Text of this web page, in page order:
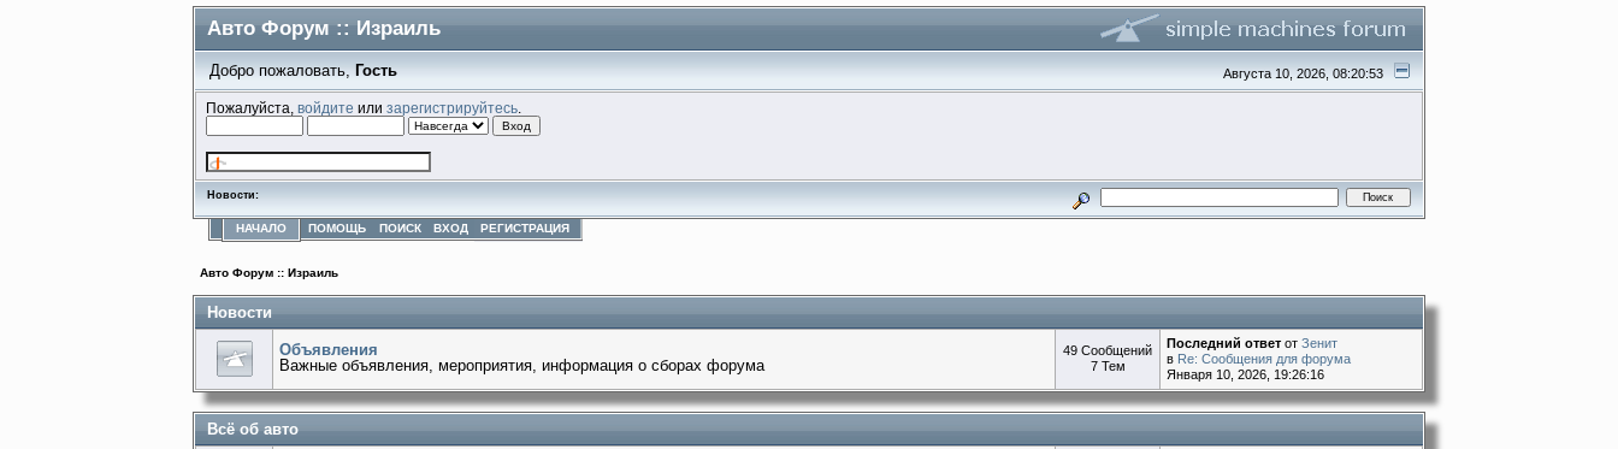
Авто Форум :: Израиль
Августа 10, 2026, 08:20:53
Добро пожаловать, Гость
Пожалуйста,войдите илизарегистрируйтесь
Новости:
НАЧАЛО ПОМОЩЬ ПОИСК ВХОД РЕГИСТРАЦИЯ
Авто Форум :: Израиль
Новости
Объявления
Важные объявления, мероприятия, информация о сборах форума
49 Сообщений
7 Тем
Последний ответ отЗенит
в Re: Сообщения для форума
Января 10, 2026, 19:26:16
Всё об авто